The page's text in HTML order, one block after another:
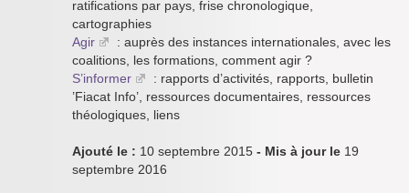
ratifications par pays, frise chronologique,
cartographies
Agir
: auprès des instances internationales, avec les
coalitions, les formations, comment agir ?
S’informer
: rapports d’activités, rapports, bulletin
’Fiacat Info’, ressources documentaires, ressources
théologiques, liens
Ajouté le : 10 septembre 2015 - Mis à jour le 19
septembre 2016